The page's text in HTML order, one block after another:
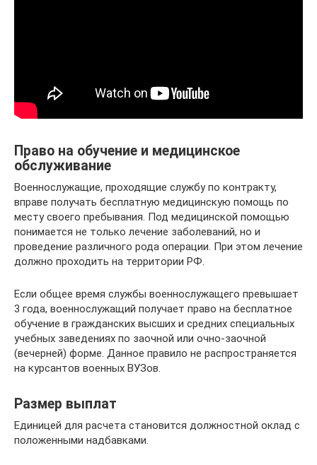
Право на обучение и медицинское
обслуживание
Военнослужащие, проходящие службу по контракту,
вправе получать бесплатную медицинскую помощь по
месту своего пребывания. Под медицинской помощью
понимается не только лечение заболеваний, но и
проведение различного рода операции. При этом лечение
должно проходить на территории РФ.
Если общее время службы военнослужащего превышает
3 года, военнослужащий получает право на бесплатное
обучение в гражданских высших и средних специальных
учебных заведениях по заочной или очно-заочной
(вечерней) форме. Данное правило не распространяется
на курсантов военных ВУЗов.
Размер выплат
Единицей для расчета становится должностной оклад с
положенными надбавками.